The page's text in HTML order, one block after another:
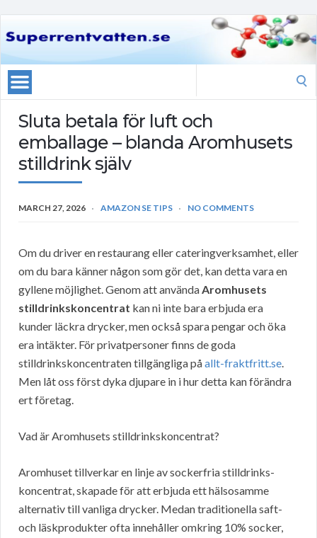
Sluta betala för luft och
emballage – blanda Aromhusets
stilldrink själv
MARCH 27, 2026 AMAZON SE TIPS NO COMMENTS
Om du driver en restaurang eller cateringverksamhet, eller
om du bara känner någon som gör det, kan detta vara en
gyllene möjlighet. Genom att användaAromhusets
stilldrinkskoncentrat kan ni inte bara erbjuda era
kunder läckra drycker, men också spara pengar och öka
era intäkter. För privatpersoner finns de goda
stilldrinkskoncentraten tillgängliga påallt-fraktfritt.se.
Men låt oss först dyka djupare in i hur detta kan förändra
ert företag.
Vad är Aromhusets stilldrinkskoncentrat?
Aromhuset tillverkar en linje av sockerfria stilldrinks-
koncentrat, skapade för att erbjuda ett hälsosamme
alternativ till vanliga drycker. Medan traditionella saft-
och läskprodukter ofta innehåller omkring 10% socker,